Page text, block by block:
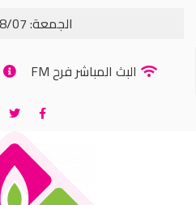
الجمعة: 2026/08/07
البث المباشر فرح FM